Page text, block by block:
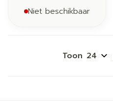
Niet beschikbaar
Toon